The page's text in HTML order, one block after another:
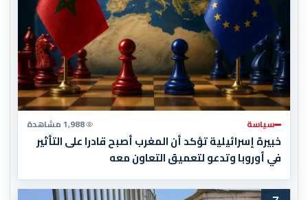
سياسة 1,988 مشاهدة
خبيرة إسرائيلية تؤكد أن المغرب أصبح قادرا على التأثير
في أوروبا وتدعو لتعميق التعاون معه